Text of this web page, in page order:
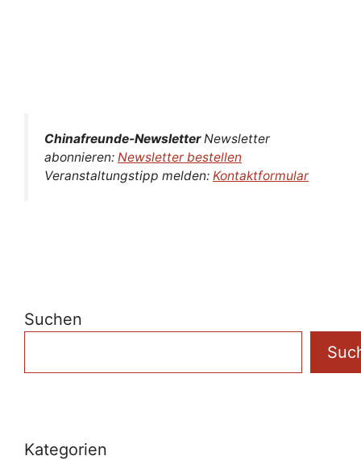
Chinafreunde-NewsletterNewsletter
abonnieren: Newsletter bestellen
Veranstaltungstipp melden: Kontaktformular
Suchen
Kategorien